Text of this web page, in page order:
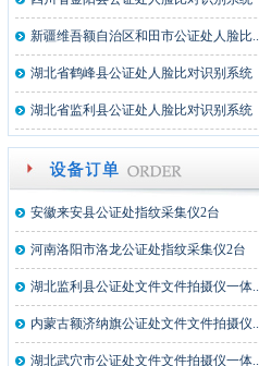
新疆维吾额自治区和田市公证处人脸比..
湖北省鹤峰县公证处人脸比对识别系统
湖北省监利县公证处人脸比对识别系统
新疆墨玉县公证处文件拍摄仪一体机1..
湖北监利县公证处文件拍摄仪一体机2..
湖南俊昇伟业信息科技有限公司公证处..
山西忻州市泰和公证处指纹采集仪5台
山西忻州市泰和公证处指纹采集仪5台
安徽来安县公证处指纹采集仪2台
河南洛阳市洛龙公证处指纹采集仪2台
湖北监利县公证处文件文件拍摄仪一体..
内蒙古额济纳旗公证处文件文件拍摄仪..
湖北武穴市公证处文件文件拍摄仪一体..